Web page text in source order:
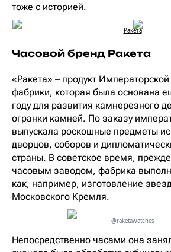
тоже с историей.
Ракета
Часовой бренд Ракета
«Ракета» – продукт
фабрики, которая была основана
году для развития камнерезного
огранки камней. По заказу
выпускала роскошные предметы
дворцов, соборов и
страны. В советское время,
часовым заводом, фабрика
как, например, изготовление
Московского Кремля.
@raketawatches
Непосредственно часами она